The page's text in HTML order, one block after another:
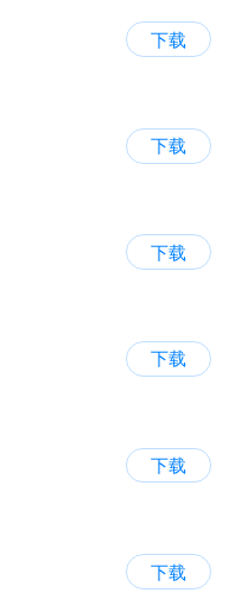
下载
下载
下载
下载
下载
下载